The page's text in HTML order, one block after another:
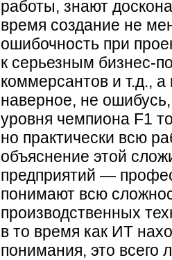
работы, знают
время создание не
ошибочность при
к серьезным бизнес-
коммерсантов и т.д.,
наверное, не
уровня чемпиона F1
но практически всю
объяснение этой
предприятий —
понимают всю
производственных
в то время как ИТ
понимания, это всего